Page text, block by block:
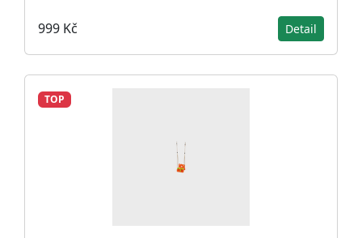
999 Kč Detail
TOP